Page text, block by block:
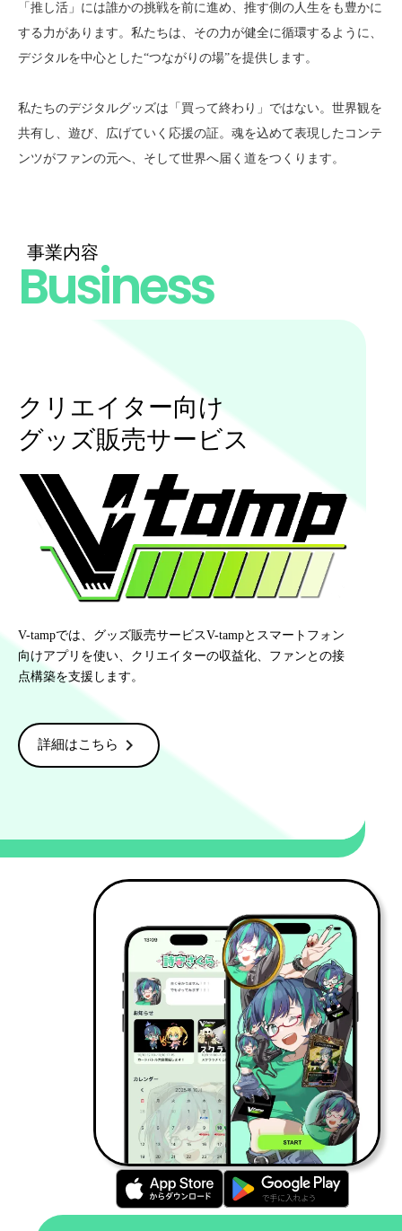
「推し活」には誰かの挑戦を前に進め、推す側の人生をも豊かに
する力があります。私たちは、その力が健全に循環するように、
デジタルを中心とした“つながりの場”を提供します。
私たちのデジタルグッズは「買って終わり」ではない。世界観を
共有し、遊び、広げていく応援の証。魂を込めて表現したコンテ
ンツがファンの元へ、そして世界へ届く道をつくります。
事業内容
Business
クリエイター向け
グッズ販売サービス
V-tampでは、グッズ販売サービスV-tampとスマートフォン
向けアプリを使い、クリエイターの収益化、ファンとの接
点構築を支援します。
詳細はこちら chevron_right